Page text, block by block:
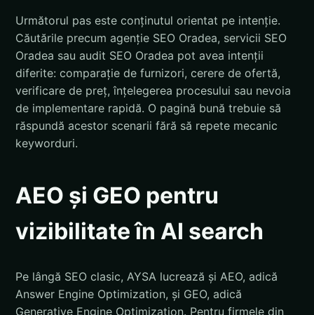
Următorul pas este conținutul orientat pe intenție.
Căutările precum agenție SEO Oradea, servicii SEO
Oradea sau audit SEO Oradea pot avea intenții
diferite: comparație de furnizori, cerere de ofertă,
verificare de preț, înțelegerea procesului sau nevoia
de implementare rapidă. O pagină bună trebuie să
răspundă acestor scenarii fără să repete mecanic
keyworduri.
AEO și GEO pentru
vizibilitate în AI search
Pe lângă SEO clasic, AYSA lucrează și AEO, adică
Answer Engine Optimization, și GEO, adică
Generative Engine Optimization. Pentru firmele din